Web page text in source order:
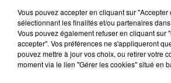
7 janvier 2025 - 1 min 14 sec
L'AGENDA DU BÉARN DU 07/
Vous pouvez accepter en cliquant sur "Accepter
sélectionnant les finalités et/ou partenaires
Vous pouvez également refuser en cliquant sur
accepter". Vos préférences ne s'appliqueront
pouvez mettre à jour vos choix, ou retirer votre
moment via le lien "Gérer les cookies" situé en